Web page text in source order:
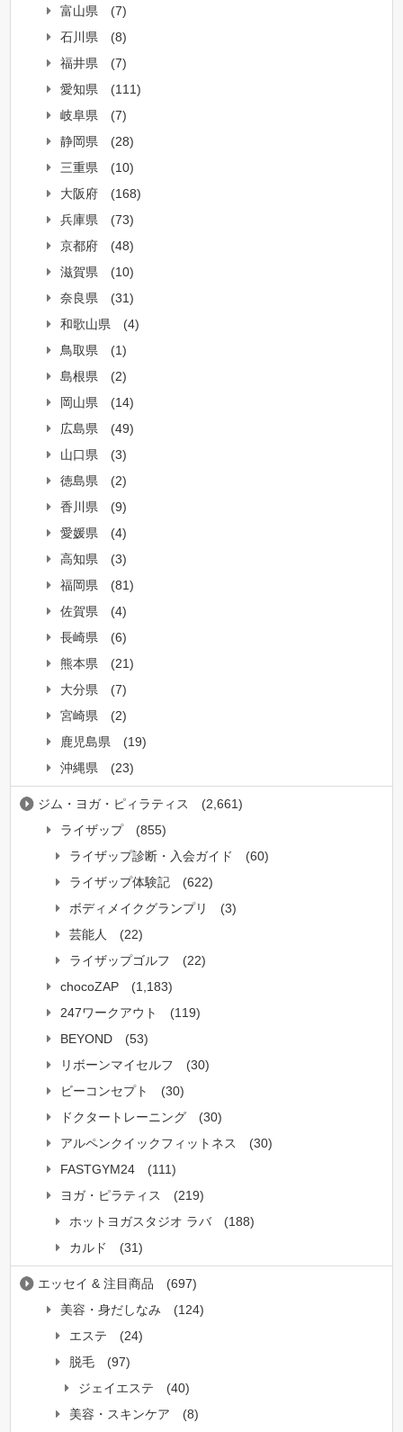
富山県
(7)
石川県
(8)
福井県
(7)
愛知県
(111)
岐阜県
(7)
静岡県
(28)
三重県
(10)
大阪府
(168)
兵庫県
(73)
京都府
(48)
滋賀県
(10)
奈良県
(31)
和歌山県
(4)
鳥取県
(1)
島根県
(2)
岡山県
(14)
広島県
(49)
山口県
(3)
徳島県
(2)
香川県
(9)
愛媛県
(4)
高知県
(3)
福岡県
(81)
佐賀県
(4)
長崎県
(6)
熊本県
(21)
大分県
(7)
宮崎県
(2)
鹿児島県
(19)
沖縄県
(23)
ジム・ヨガ・ピィラティス
(2,661)
ライザップ
(855)
ライザップ診断・入会ガイド
(60)
ライザップ体験記
(622)
ボディメイクグランプリ
(3)
芸能人
(22)
ライザップゴルフ
(22)
chocoZAP
(1,183)
247ワークアウト
(119)
BEYOND
(53)
リボーンマイセルフ
(30)
ビーコンセプト
(30)
ドクタートレーニング
(30)
アルペンクイックフィットネス
(30)
FASTGYM24
(111)
ヨガ・ピラティス
(219)
ホットヨガスタジオ ラバ
(188)
カルド
(31)
エッセイ & 注目商品
(697)
美容・身だしなみ
(124)
エステ
(24)
脱毛
(97)
ジェイエステ
(40)
美容・スキンケア
(8)